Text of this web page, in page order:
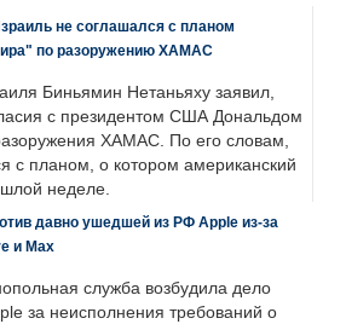
не соглашался с планом
по разоружению ХАМАС
Биньямин Нетаньяху заявил,
с президентом США Дональдом
ХАМАС. По его словам,
с планом, о котором американский
неделе.
давно ушедшей из РФ Apple из-за
и Max
служба возбудила дело
за неисполнения требований о